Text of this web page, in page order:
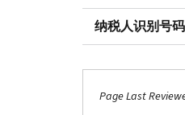
纳税人识别号
Page Last